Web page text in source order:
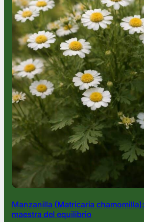
Manzanilla (Matricaria
maestra del equilibrio